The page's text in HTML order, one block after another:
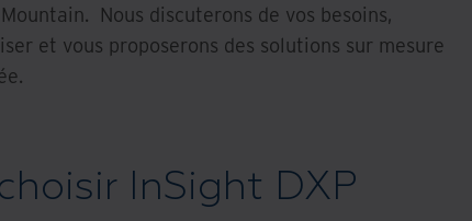
Nous discuterons de vos besoins,
et vous proposerons des solutions sur mesure
InSight DXP